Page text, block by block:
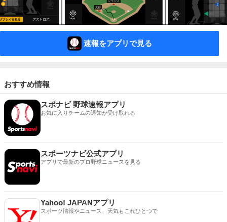
速報をアプリで見る
おすすめ情報
スポナビ 野球速報アプリ
お気に入りチームの通知が受け取れる
スポーツナビ公式アプリ
アプリで最新のプロ野球ニュースを見る
Yahoo! JAPANアプリ
スポーツ情報やニュース、天気もこれひとつで